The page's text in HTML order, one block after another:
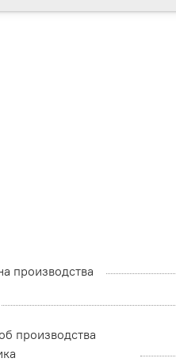
производства
производства